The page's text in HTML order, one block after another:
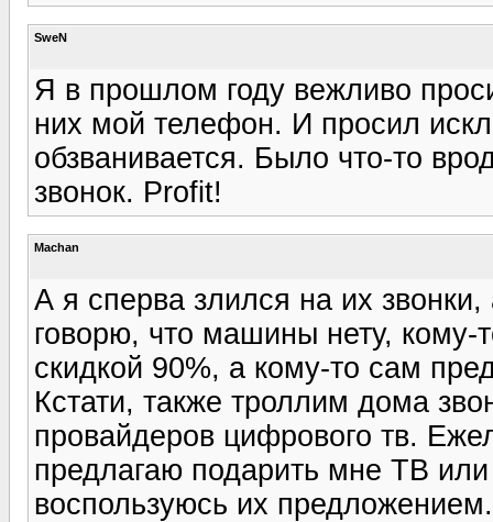
SweN
Я в прошлом году вежливо
них мой телефон. И просил
обзванивается. Было что-то
звонок. Profit!
Machan
А я сперва злился на их
говорю, что машины нету,
скидкой 90%, а кому-то сам
Кстати, также троллим дома
провайдеров цифрового тв.
предлагаю подарить мне ТВ
воспользуюсь их предложением.